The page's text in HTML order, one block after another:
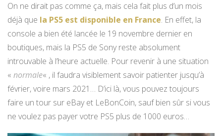
On ne dirait pas comme ça, mais cela fait plus d’un mois
déjà que la PS5 est disponible en France. En effet, la
console a bien été lancée le 19 novembre dernier en
boutiques, mais la PS5 de Sony reste absolument
introuvable à l’heure actuelle. Pour revenir à une situation
« normale« , il faudra visiblement savoir patienter jusqu’à
février, voire mars 2021… D’ici là, vous pouvez toujours
faire un tour sur eBay et LeBonCoin, sauf bien sûr si vous
ne voulez pas payer votre PS5 plus de 1000 euros…